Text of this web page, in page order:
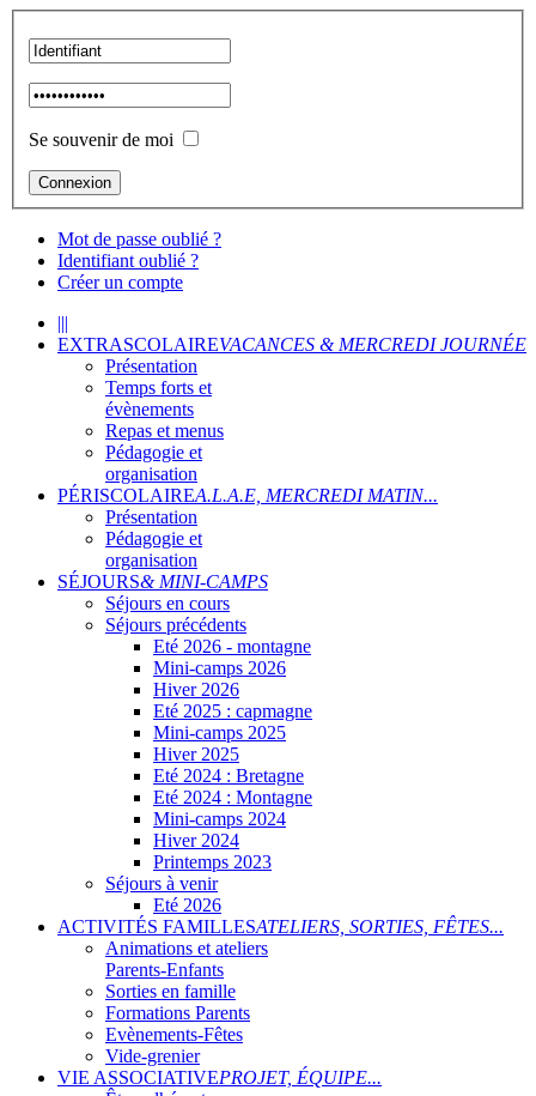
Se souvenir de moi
Mot de passe oublié ?
Identifiant oublié ?
Créer un compte
|||
EXTRASCOLAIREVACANCES & MERCREDI JOURNÉE
Présentation
Temps forts et
évènements
Repas et menus
Pédagogie et
organisation
PÉRISCOLAIREA.L.A.E, MERCREDI MATIN...
Présentation
Pédagogie et
organisation
SÉJOURS& MINI-CAMPS
Séjours en cours
Séjours précédents
Eté 2026 - montagne
Mini-camps 2026
Hiver 2026
Eté 2025 : capmagne
Mini-camps 2025
Hiver 2025
Eté 2024 : Bretagne
Eté 2024 : Montagne
Mini-camps 2024
Hiver 2024
Printemps 2023
Séjours à venir
Eté 2026
ACTIVITÉS FAMILLESATELIERS, SORTIES, FÊTES...
Animations et ateliers
Parents-Enfants
Sorties en famille
Formations Parents
Evènements-Fêtes
Vide-grenier
VIE ASSOCIATIVEPROJET, ÉQUIPE...